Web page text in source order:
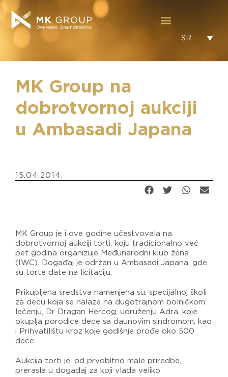
SR
MK Group na
dobrotvornoj aukciji
u Ambasadi Japana
15.04.2014.
MK Group je i ove godine učestvovala na
dobrotvornoj aukciji torti, koju tradicionalno već
pet godina organizuje Međunarodni klub žena
(IWC). Događaj je održan u Ambasadi Japana, gde
su torte date na licitaciju.
Prikupljena sredstva namenjena su: specijalnoj školi
za decu koja se nalaze na dugotrajnom bolničkom
lečenju, Dr Dragan Hercog, udruženju Adra, koje
okuplja porodice dece sa daunovim sindromom, kao
i Prihvatilištu kroz koje godišnje prođe oko 500
dece.
Aukcija torti je, od prvobitno male priredbe,
prerasla u događaj za koji vlada veliko